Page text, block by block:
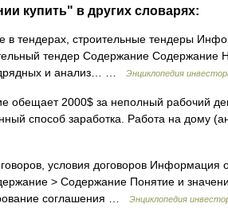
купить" в других словарях:
в тендерах, строительные тендеры
тендер Содержание Содержание
и анализ… …
Энциклопедия
обещает 2000$ за неполный рабочий
способ заработка. Работа на дому
условия договоров Информация
> Содержание Понятие и
соглашения …
Энциклопедия